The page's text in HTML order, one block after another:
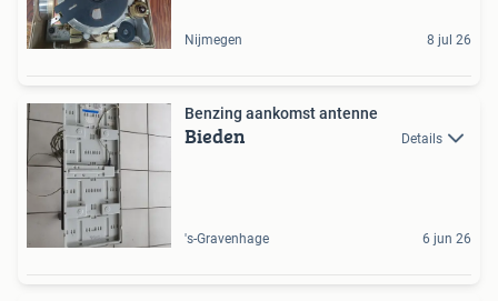
Nijmegen 8 jul 26
Benzing aankomst antenne
Bieden Details
's-Gravenhage 6 jun 26